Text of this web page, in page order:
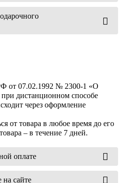
от 07.02.1992 № 2300-1 «О
дистанционном способе
через оформление
от товара в любое время до его
– в течение 7 дней.
оплате
на сайте